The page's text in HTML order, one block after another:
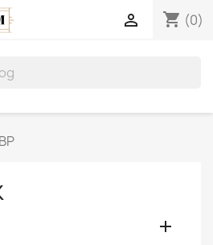
shopping_cart (0)

